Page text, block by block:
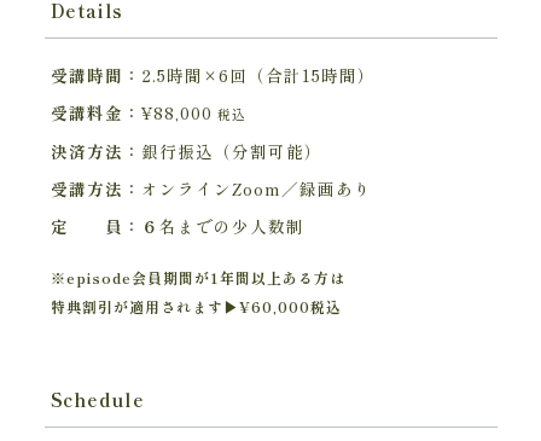
Details
受講時間： 2.5時間×6回（合計15時間）
受講料金：¥88,000 税込
決済方法： 銀行振込（分割可能）
受講方法： オンラインZoom／録画あり
定 員：６ 名までの少人数制
※episode会員期間が1年間以上ある方は
特典割引が適用されます▶︎¥60,000税込
Schedule